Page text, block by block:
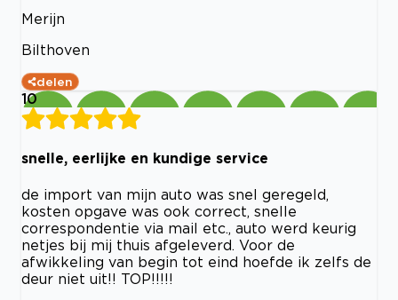
Merijn
Bilthoven
delen
10
snelle, eerlijke en kundige service
de import van mijn auto was snel geregeld,
kosten opgave was ook correct, snelle
correspondentie via mail etc., auto werd keurig
netjes bij mij thuis afgeleverd. Voor de
afwikkeling van begin tot eind hoefde ik zelfs de
deur niet uit!! TOP!!!!!